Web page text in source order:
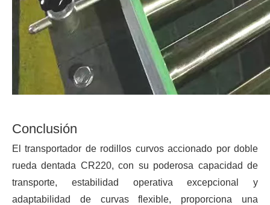
Conclusión
El transportador de rodillos curvos accionado por doble
rueda dentada CR220, con su poderosa capacidad de
transporte, estabilidad operativa excepcional y
adaptabilidad de curvas flexible, proporciona una